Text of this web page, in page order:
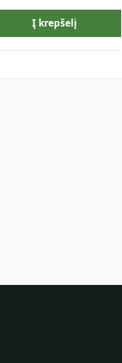
Į krepšelį